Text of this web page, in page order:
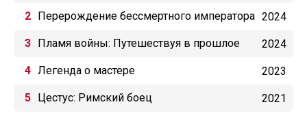
Перерождение бессмертного императора
(2024)
2024
Пламя войны: Путешествуя в прошлое 2024
Легенда о мастере 2023
Цестус: Римский боец 2021